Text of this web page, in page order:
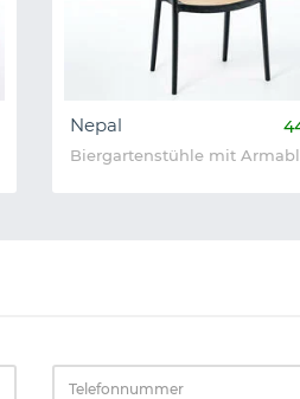
Nepal
Biergartenstühle mit